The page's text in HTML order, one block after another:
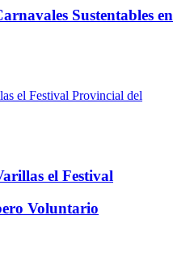
Sustentables en
el Festival
Voluntario